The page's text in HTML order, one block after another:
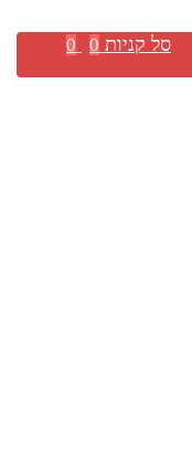
סל קניות 0
0